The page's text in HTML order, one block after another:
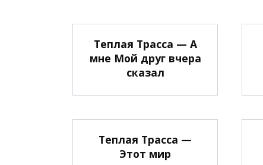
Теплая Трасса — А
мне Мой друг вчера
сказал
Теплая Трасса —
Этот мир